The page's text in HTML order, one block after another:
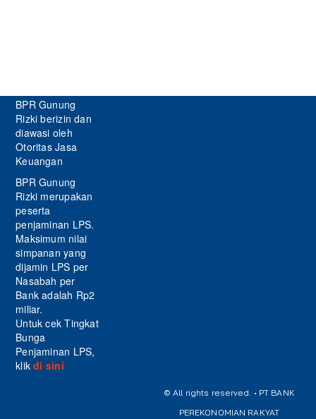
BPR Gunung
Rizki berizin dan
diawasi oleh
Otoritas Jasa
Keuangan
BPR Gunung
Rizki merupakan
peserta
penjaminan LPS.
Maksimum nilai
simpanan yang
dijamin LPS per
Nasabah per
Bank adalah Rp2
miliar.
Untuk cek Tingkat
Bunga
Penjaminan LPS,
klik di sini
© All rights reserved. • PT BANK
PEREKONOMIAN RAKYAT